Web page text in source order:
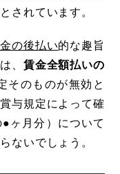
されています。
の後払い的な趣旨
、 賃金全額払いの
そのものが無効と
与規定によって確
ヶ月分）について
ないでしょう。